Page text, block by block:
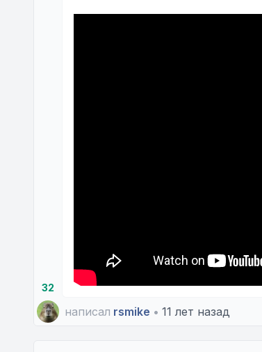
32
написал rsmike • 11 лет назад